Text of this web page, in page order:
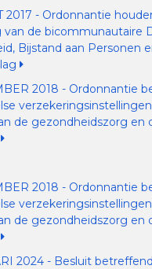
2017 - Ordonnantie
van de bicommunautaire
Bijstand aan Personen
2018 - Ordonnantie
de gezondheidszorg en
2018 - Ordonnantie
de gezondheidszorg en
2024 - Besluit